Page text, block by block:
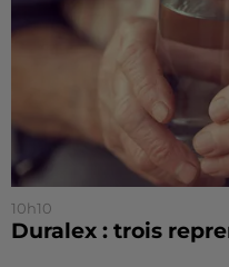
10h10
Duralex : trois